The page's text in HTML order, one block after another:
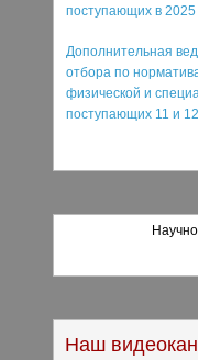
поступающих в 2025
Дополнительная
отбора по
физической и
поступающих 11 и 12
Наш